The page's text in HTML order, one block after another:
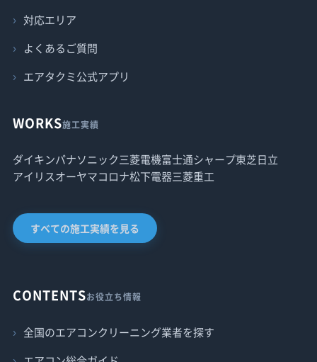
対応エリア
よくあるご質問
エアタクミ公式アプリ
WORKS施工実績
ダイキンパナソニック三菱電機富士通シャープ東芝日立
アイリスオーヤマコロナ松下電器三菱重工
すべての施工実績を見る
CONTENTSお役立ち情報
全国のエアコンクリーニング業者を探す